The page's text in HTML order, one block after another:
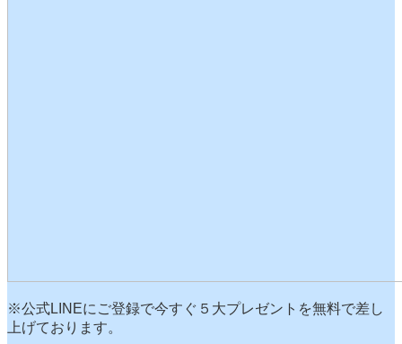
※公式LINEにご登録で今すぐ５大プレゼントを無料で差し
上げております。